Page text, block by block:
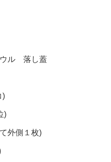
ル 落し蓋
)
)
外側１枚)